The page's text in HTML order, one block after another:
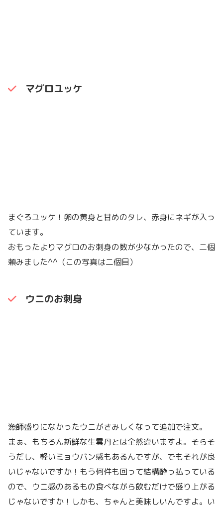
マグロユッケ
まぐろユッケ！卵の黄身と甘めのタレ、赤身にネギが入っ
ています。
おもったよりマグロのお刺身の数が少なかったので、二個
頼みました^^（この写真は二個目）
ウニのお刺身
漁師盛りになかったウニがさみしくなって追加で注文。
まぁ、もちろん新鮮な生雲丹とは全然違いますよ。そらそ
うだし、軽いミョウバン感もあるんですが、でもそれが良
いじゃないですか！もう何件も回って結構酔っ払っている
ので、ウニ感のあるもの食べながら飲むだけで盛り上がる
じゃないですか！しかも、ちゃんと美味しいんですよ。い